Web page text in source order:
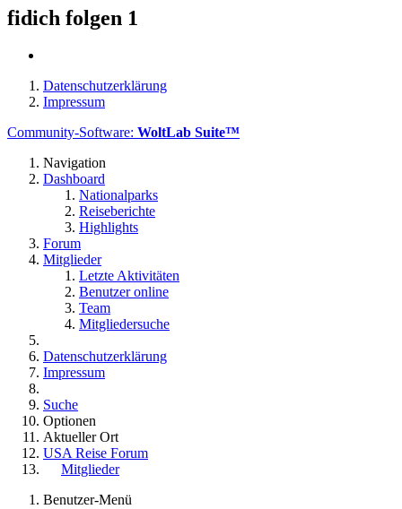
fidich folgen 1
Datenschutzerklärung
Impressum
Community-Software: WoltLab Suite™
Navigation
Dashboard
Nationalparks
Reiseberichte
Highlights
Forum
Mitglieder
Letzte Aktivitäten
Benutzer online
Team
Mitgliedersuche
Datenschutzerklärung
Impressum
Suche
Optionen
Aktueller Ort
USA Reise Forum
Mitglieder
Benutzer-Menü